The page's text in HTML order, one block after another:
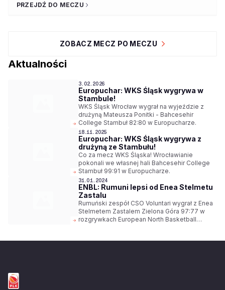
PRZEJDŹ DO MECZU
ZOBACZ MECZ PO MECZU
Aktualności
3.02.2026
Europuchar: WKS Śląsk wygrywa w
Stambule!
WKS Śląsk Wrocław wygrał na wyjeździe z
drużyną Mateusza Ponitki - Bahcesehir
College Stambuł 82:80 w Europucharze.
18.11.2025
Europuchar: WKS Śląsk wygrywa z
drużyną ze Stambułu!
Co za mecz WKS Śląska! Wrocławianie
pokonali we własnej hali Bahcesehir College
Stambuł 99:91 w Europucharze.
31.01.2024
ENBL: Rumuni lepsi od Enea Stelmetu
Zastalu
Rumuński zespół CSO Voluntari wygrał z Enea
Stelmetem Zastalem Zielona Góra 97:77 w
rozgrywkach European North Basketball